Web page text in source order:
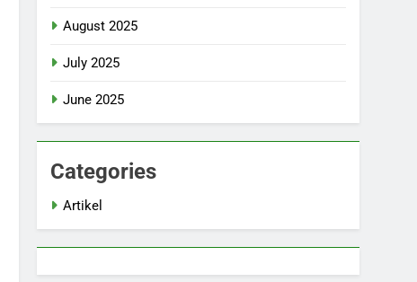
August 2025
July 2025
June 2025
Categories
Artikel